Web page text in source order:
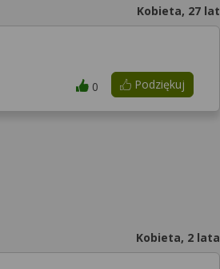
Kobieta, 27 lat
Podziękuj
0
Kobieta, 2 lata